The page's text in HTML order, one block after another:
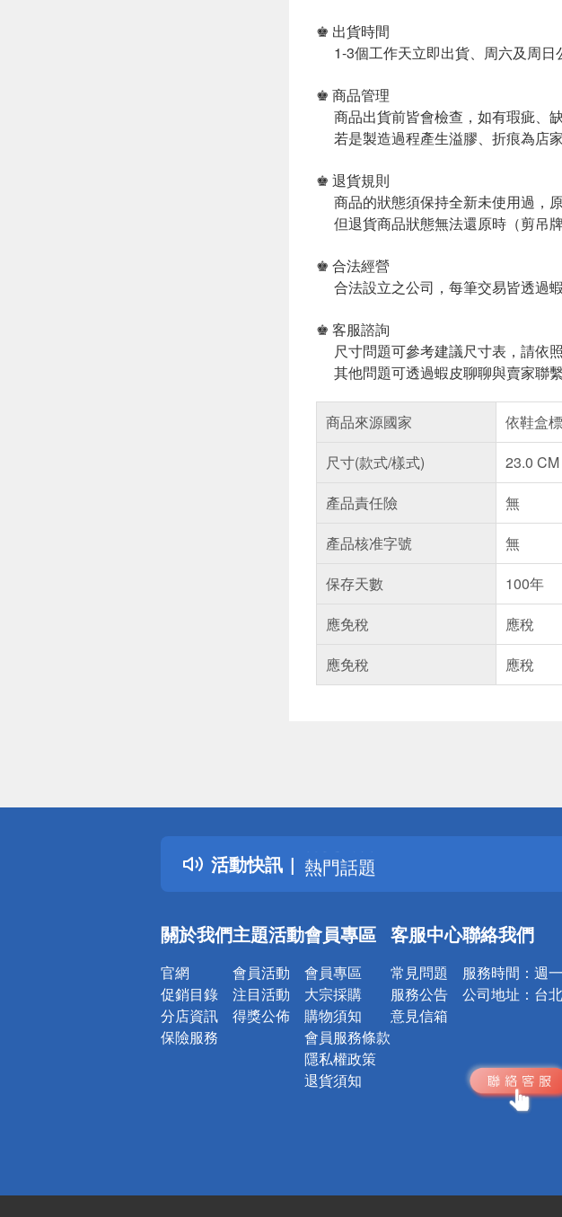
♚ 出貨時間
1-3個工作天立即出貨、周六及周日
♚ 商品管理
商品出貨前皆會檢查，如有瑕疵、缺
若是製造過程產生溢膠、折痕為店家
♚ 退貨規則
商品的狀態須保持全新未使用過，
但退貨商品狀態無法還原時（剪吊
♚ 合法經營
合法設立之公司，每筆交易皆透過蝦
♚ 客服諮詢
尺寸問題可參考建議尺寸表，請依照
其他問題可透過蝦皮聊聊與賣家聯繫
商品來源國家
依鞋盒
尺寸(款式/樣式)
23.0 CM
產品責任險
無
產品核准字號
無
保存天數
100年
應免稅
應稅
應免稅
應稅
活動快訊
詐騙網頁！請小心！
得獎公告
熱門話題
銀行優惠
詐騙網頁！請小心！
關於我們
官網
促銷目錄
分店資訊
保險服務
主題活動
會員活動
注目活動
得獎公佈
會員專區
會員專區
大宗採購
購物須知
會員服務條款
隱私權政策
退貨須知
客服中心
常見問題
服務公告
意見信箱
聯絡我們
服務時間： 週
公司地址： 台